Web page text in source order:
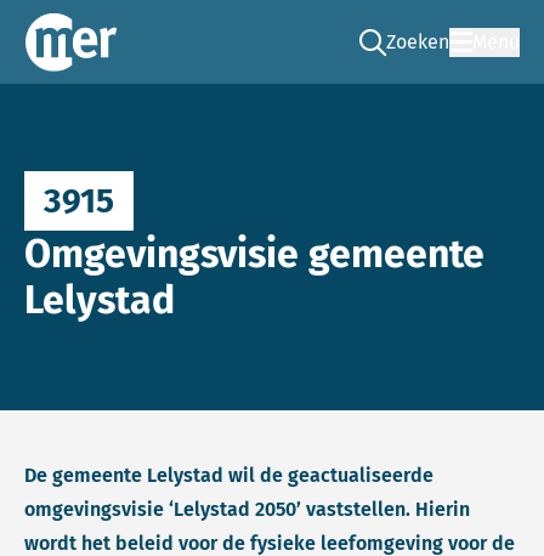
Commissie mer
Zoeken
Ga naar de zoek
3915
Omgevingsvisie gemeente
Lelystad
De gemeente Lelystad wil de geactualiseerde
omgevingsvisie ‘Lelystad 2050’ vaststellen. Hierin
wordt het beleid voor de fysieke leefomgeving voor de